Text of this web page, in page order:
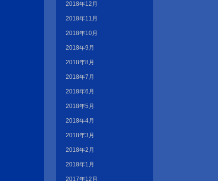
2018年12月
2018年11月
2018年10月
2018年9月
2018年8月
2018年7月
2018年6月
2018年5月
2018年4月
2018年3月
2018年2月
2018年1月
2017年12月